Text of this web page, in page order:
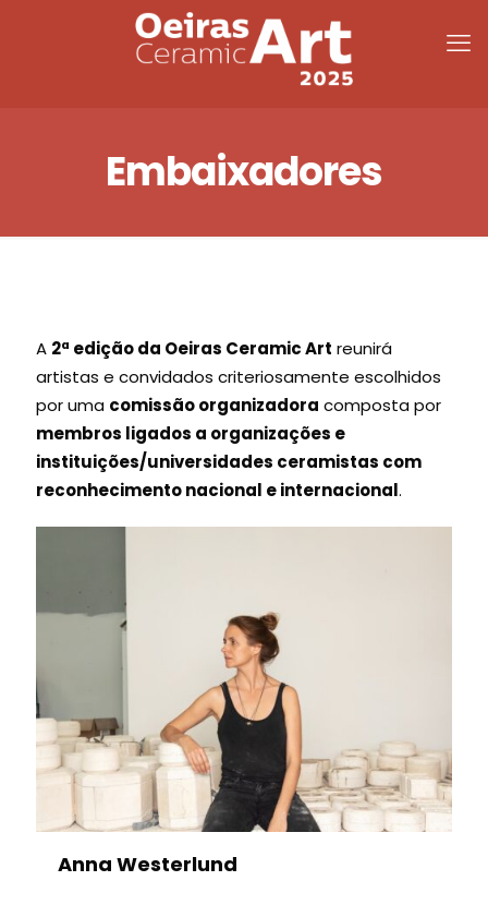
Embaixadores
A 2ª edição da Oeiras Ceramic Art reunirá
artistas e convidados criteriosamente escolhidos
por uma comissão organizadora composta por
membros ligados a organizações e
instituições/universidades ceramistas com
reconhecimento nacional e internacional.
Anna Westerlund